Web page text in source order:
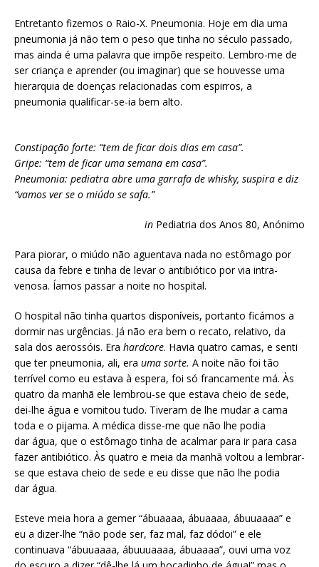
Entretanto fizemos o Raio-X. Pneumonia. Hoje em dia uma
pneumonia já não tem o peso que tinha no século passado,
mas ainda é uma palavra que impõe respeito. Lembro-me de
ser criança e aprender (ou imaginar) que se houvesse uma
hierarquia de doenças relacionadas com espirros, a
pneumonia qualificar-se-ia bem alto.
Constipação forte: “tem de ficar dois dias em casa”.
Gripe: “tem de ficar uma semana em casa”.
Pneumonia: pediatra abre uma garrafa de whisky, suspira e diz
“vamos ver se o miúdo se safa.”
in Pediatria dos Anos 80, Anónimo
Para piorar, o miúdo não aguentava nada no estômago por
causa da febre e tinha de levar o antibiótico por via intra-
venosa. Íamos passar a noite no hospital.
O hospital não tinha quartos disponíveis, portanto ficámos a
dormir nas urgências. Já não era bem o recato, relativo, da
sala dos aerossóis. Era hardcore. Havia quatro camas, e senti
que ter pneumonia, ali, era uma sorte. A noite não foi tão
terrível como eu estava à espera, foi só francamente má. Às
quatro da manhã ele lembrou-se que estava cheio de sede,
dei-lhe água e vomitou tudo. Tiveram de lhe mudar a cama
toda e o pijama. A médica disse-me que não lhe podia
dar água, que o estômago tinha de acalmar para ir para casa
fazer antibiótico. Às quatro e meia da manhã voltou a lembrar-
se que estava cheio de sede e eu disse que não lhe podia
dar água.
Esteve meia hora a gemer “ábuaaaa, ábuaaaa, ábuuaaaa” e
eu a dizer-lhe “não pode ser, faz mal, faz dódoi” e ele
continuava “ábuuaaaa, ábuuuaaaa, ábuaaaa”, ouvi uma voz